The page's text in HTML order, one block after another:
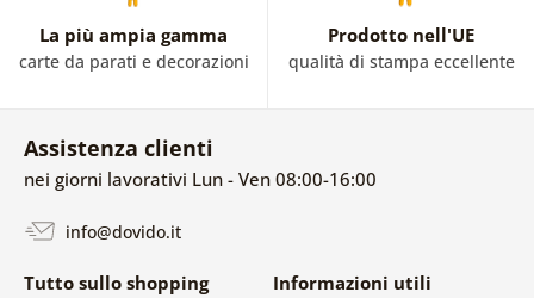
La più ampia gamma
carte da parati e decorazioni
Prodotto nell'UE
qualità di stampa eccellente
Assistenza clienti
nei giorni lavorativi Lun - Ven 08:00-16:00
info@dovido.it
Tutto sullo shopping Informazioni utili